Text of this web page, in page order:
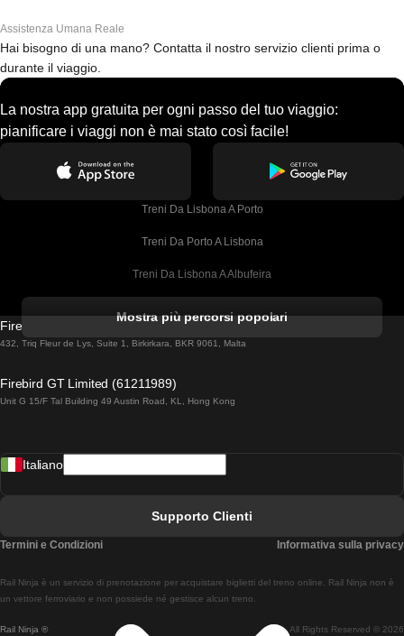
Assistenza Umana Reale
Hai bisogno di una mano? Contatta il nostro servizio clienti prima o
durante il viaggio.
La nostra app gratuita per ogni passo del tuo viaggio:
pianificare i viaggi non è mai stato così facile!
Treni Da Lisbona A Porto
Treni Da Porto A Lisbona
Treni Da Lisbona A Albufeira
Treni Da Lisbona A Lagos
Treni Da Lisbona A Madrid
Treni Da Lisbon A Braga
Treni Da Braga A Lisbona
Mostra più percorsi popolari
Firebird GT Limited (OC 1451)
432, Triq Fleur de Lys, Suite 1, Birkirkara, BKR 9061, Malta
Firebird GT Limited (61211989)
Unit G 15/F Tal Building 49 Austin Road, KL, Hong Kong
Rail Ninja ® All Rights Reserved © 2026
Rail Ninja è un servizio di prenotazione per acquistare biglietti del treno online. Rail Ninja non è
un vettore ferroviario e non possiede né gestisce alcun treno.
Italiano
Supporto Clienti
Termini e Condizioni Informativa sulla privacy